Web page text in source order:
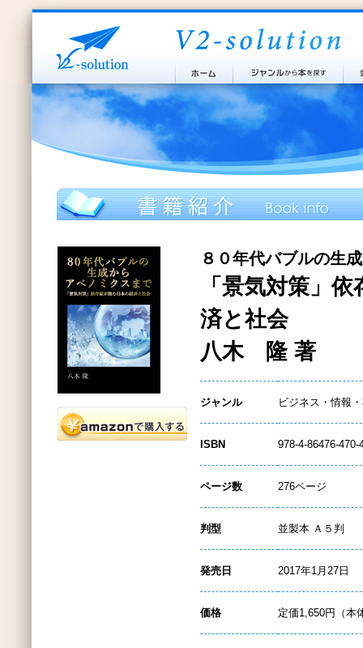
８０年代バブルの生
「景気対策」
済と社会
八木 隆 著
ジャンル ビジネス・情報
ISBN 978-4-86476-470-
ページ数 276ページ
判型 並製本 Ａ５判
発売日 2017年1月27日
価格 定価1,650円（本